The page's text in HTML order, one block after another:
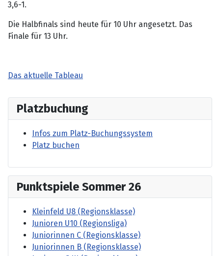
3,6-1.
Die Halbfinals sind heute für 10 Uhr angesetzt. Das
Finale für 13 Uhr.
Das aktuelle Tableau
Platzbuchung
Infos zum Platz-Buchungssystem
Platz buchen
Punktspiele Sommer 26
Kleinfeld U8 (Regionsklasse)
Junioren U10 (Regionsliga)
Juniorinnen C (Regionsklasse)
Juniorinnen B (Regionsklasse)